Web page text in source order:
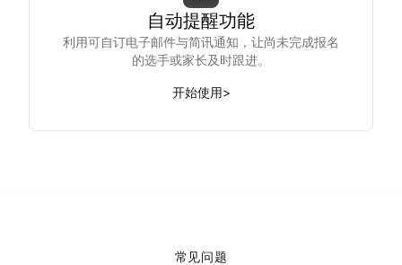
自动提醒功能
利用可自订电子邮件与简讯通知，让尚未完成报名
的选手或家长及时跟进。
开始使用>
常见问题